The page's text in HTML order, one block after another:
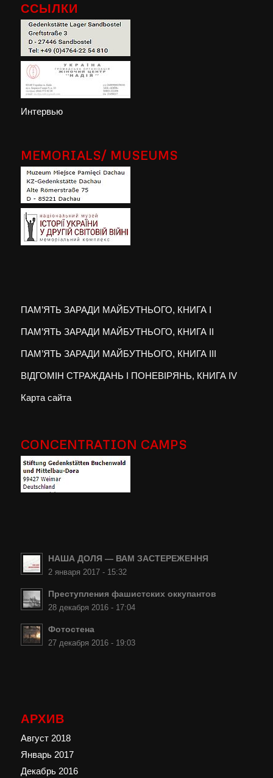
ССЫЛКИ
Интервью
MEMORIALS/ MUSEUMS
ПАМ’ЯТЬ ЗАРАДИ МАЙБУТНЬОГО, КНИГА I
ПАМ’ЯТЬ ЗАРАДИ МАЙБУТНЬОГО, КНИГА II
ПАМ’ЯТЬ ЗАРАДИ МАЙБУТНЬОГО, КНИГА III
ВІДГОМІН СТРАЖДАНЬ І ПОНЕВІРЯНЬ, КНИГА IV
Карта сайта
CONCENTRATION CAMPS
НАША ДОЛЯ — ВАМ ЗАСТЕРЕЖЕННЯ
2 января 2017 - 15:32
Преступления фашистских оккупантов
28 декабря 2016 - 17:04
Фотостена
27 декабря 2016 - 19:03
АРХИВ
Август 2018
Январь 2017
Декабрь 2016